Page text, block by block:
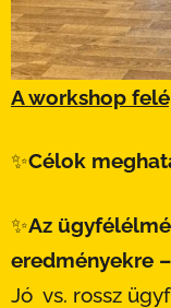
A workshop
✨Célok
✨Az
eredményekre –
Jó vs. rossz